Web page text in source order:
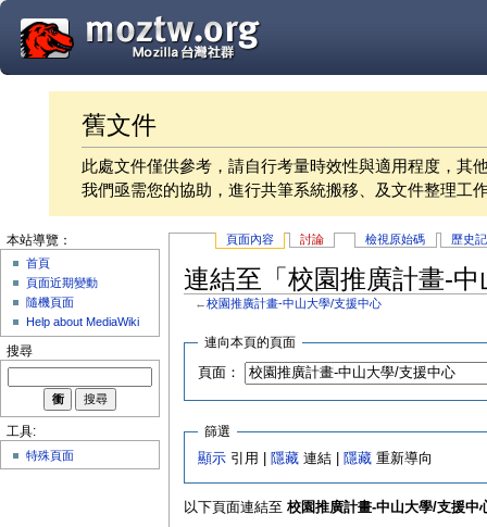
舊文件
此處文件僅供參考，請自行考量時效性與適用程度，其
我們亟需您的協助，進行共筆系統搬移、及文件整理工
頁面內容 討論 檢視原始碼 歷史
連結至「校園推廣計畫-
←校園推廣計畫-中山大學/支援中心
連向本頁的頁面
頁面：
篩選
顯示 引用 | 隱藏 連結 | 隱藏 重新導向
以下頁面連結至 校園推廣計畫-中山大學/支援中
本站導覽：
首頁
頁面近期變動
隨機頁面
Help about MediaWiki
搜尋
工具:
特殊頁面